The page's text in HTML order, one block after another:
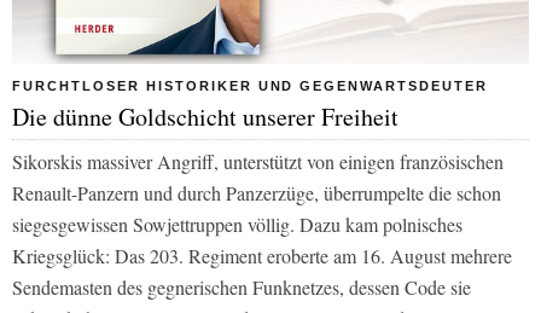
FURCHTLOSER HISTORIKER UND GEGENWARTSDEUTER
Die dünne Goldschicht unserer Freiheit
Sikorskis massiver Angriff, unterstützt von einigen französischen
Renault-Panzern und durch Panzerzüge, überrumpelte die schon
siegesgewissen Sowjettruppen völlig. Dazu kam polnisches
Kriegsglück: Das 203. Regiment eroberte am 16. August mehrere
Sendemasten des gegnerischen Funknetzes, dessen Code sie